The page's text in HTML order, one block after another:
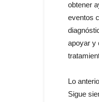
obtener
eventos
apoyar y
Lo
Sigue